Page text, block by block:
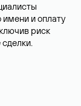
и оплату
риск